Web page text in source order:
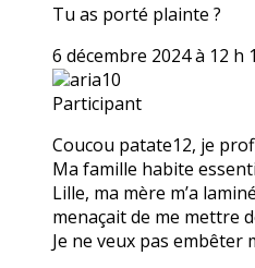
Tu as porté plainte ?
6 décembre 2024 à 12 h
aria10
Participant
Coucou patate12, je
Ma famille habite
Lille, ma mère m’a
menaçait de me mettre
Je ne veux pas embêter